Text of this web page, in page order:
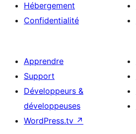
Hébergement
Confidentialité
Apprendre
Support
Développeurs &
développeuses
WordPress.tv ↗